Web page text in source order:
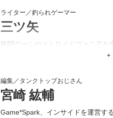
ライター／釣られゲーマー
三ツ矢
格闘ゲームやメトロイドヴァニア
紳士向けバナー画像によく釣られて
+
編集／タンクトップおじさん
宮崎 紘輔
Game*Spark、インサイドを運営す